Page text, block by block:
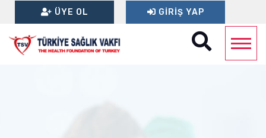
ÜYE OL GIRIŞ YAP